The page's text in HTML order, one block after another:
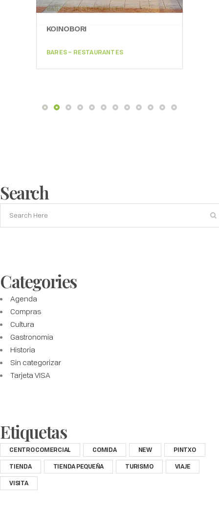
KOINOBORI
BARES – RESTAURANTES
BARES – RESTAURANTES
Search
Categories
Agenda
Compras
Cultura
Gastronomía
Historia
Sin categorizar
Tarjeta VISA
Etiquetas
CENTRO COMERCIAL COMIDA NEW
PINTXO
TIENDA
TIENDA PEQUEÑA TURISMO
VIAJE
VISITA